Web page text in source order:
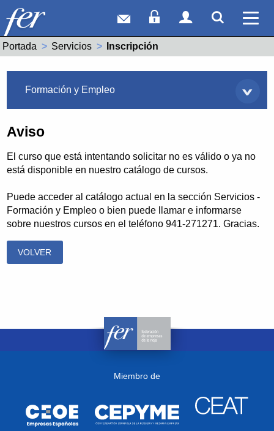
Correo webAcceso Socios
Acceso
Portada Servicios Actual:
Inscripción
Formación y Empleo
Aviso
El curso que está intentando solicitar no es válido o ya no
está disponible en nuestro catálogo de cursos.
Puede acceder al catálogo actual en la sección Servicios -
Formación y Empleo o bien puede llamar e informarse
sobre nuestros cursos en el teléfono 941-271271. Gracias.
VOLVER
Miembro de